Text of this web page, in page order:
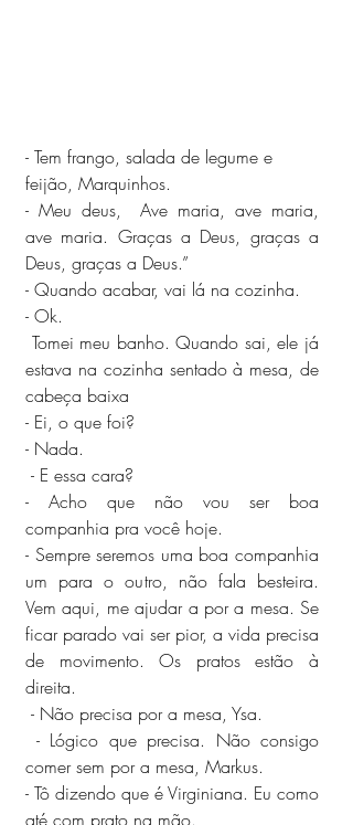
- Tem frango, salada de legume e
feijão, Marquinhos.
- Meu deus,  Ave maria, ave maria,
ave maria. Graças a Deus, graças a
Deus, graças a Deus.”
- Quando acabar, vai lá na cozinha.
- Ok.
estava na cozinha sentado à mesa, de
cabeça baixa
- Ei, o que foi?
- Nada.
- E essa cara?
- Acho que não vou ser boa
companhia pra você hoje.
- Sempre seremos uma boa companhia
um para o outro, não fala besteira.
Vem aqui, me ajudar a por a mesa. Se
ficar parado vai ser pior, a vida precisa
de movimento. Os pratos estão à
direita.
- Não precisa por a mesa, Ysa.
comer sem por a mesa, Markus.
- Tô dizendo que é Virginiana. Eu como
até com prato na mão.